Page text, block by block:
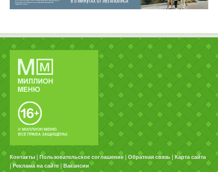
© МИЛЛИОН МЕНЮ.
ВСЕ ПРАВА ЗАЩИЩЕНЫ.
Контакты Пользовательское соглашение Обратная связь Карта сайта
|Реклама на сайте Вакансии